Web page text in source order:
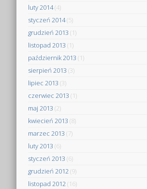
luty 2014(4)
styczeń 2014(5)
grudzień 2013 (1)
listopad 2013 (1)
październik 2013 (1)
sierpień 2013 (3)
lipiec 2013 (3)
czerwiec 2013 (1)
maj 2013 (2)
kwiecień 2013 (8)
marzec 2013 (7)
luty 2013 (6)
styczeń 2013 (6)
grudzień 2012(9)
listopad 2012(16)